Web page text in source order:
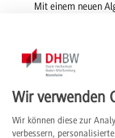
Mit einem neuen
smarte und
über StudyUp.
weiterlesen
Wir verwenden
Wir können diese zur
verbessern,